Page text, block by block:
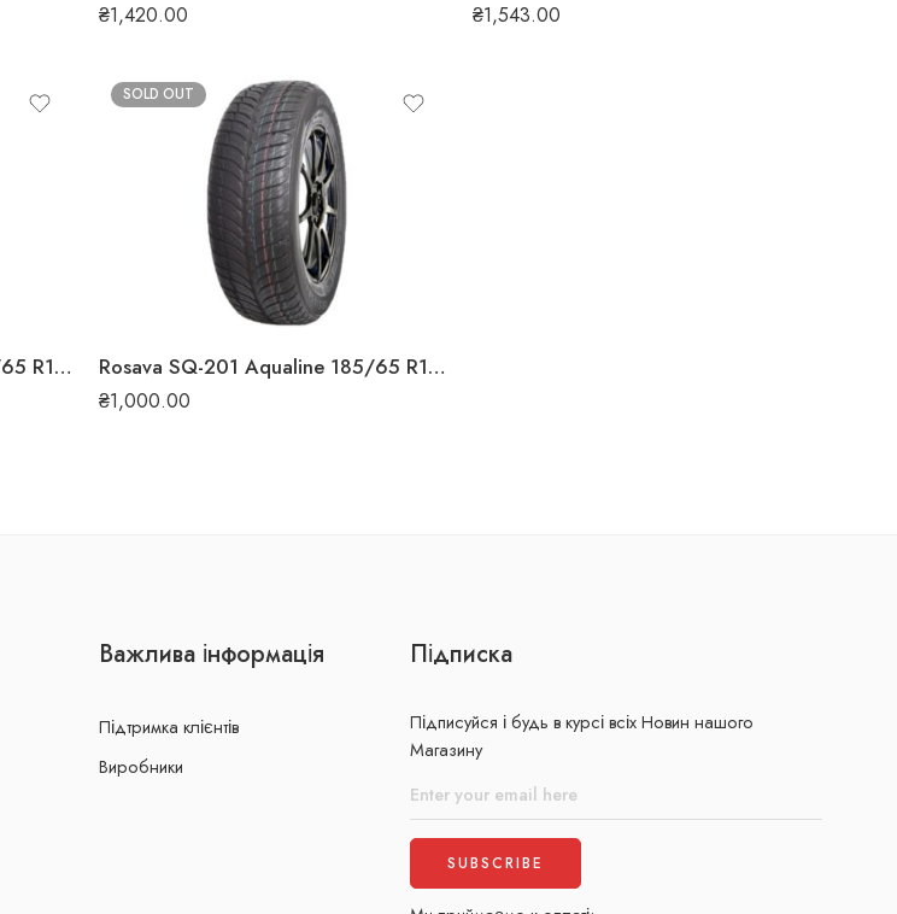
₴1,420.00 ₴1,543.00
Rosava SQ-201 Aqualine 185/65 R14 86H літня шина
SOLD OUT
Rosava SQ-201 Aqualine 185/65 R15 88H літня шина
₴1,000.00
Важлива інформація
Підтримка клієнтів
Виробники
Підписка
Підписуйся і будь в курсі всіх Новин нашого
Магазину